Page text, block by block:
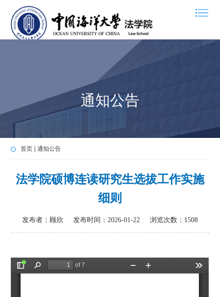
通知公告
首页 通知公告
法学院硕博连读研究生选拔工作实施
细则
发布者：顾欣 发布时间：2026-01-22 浏览次数： 1508